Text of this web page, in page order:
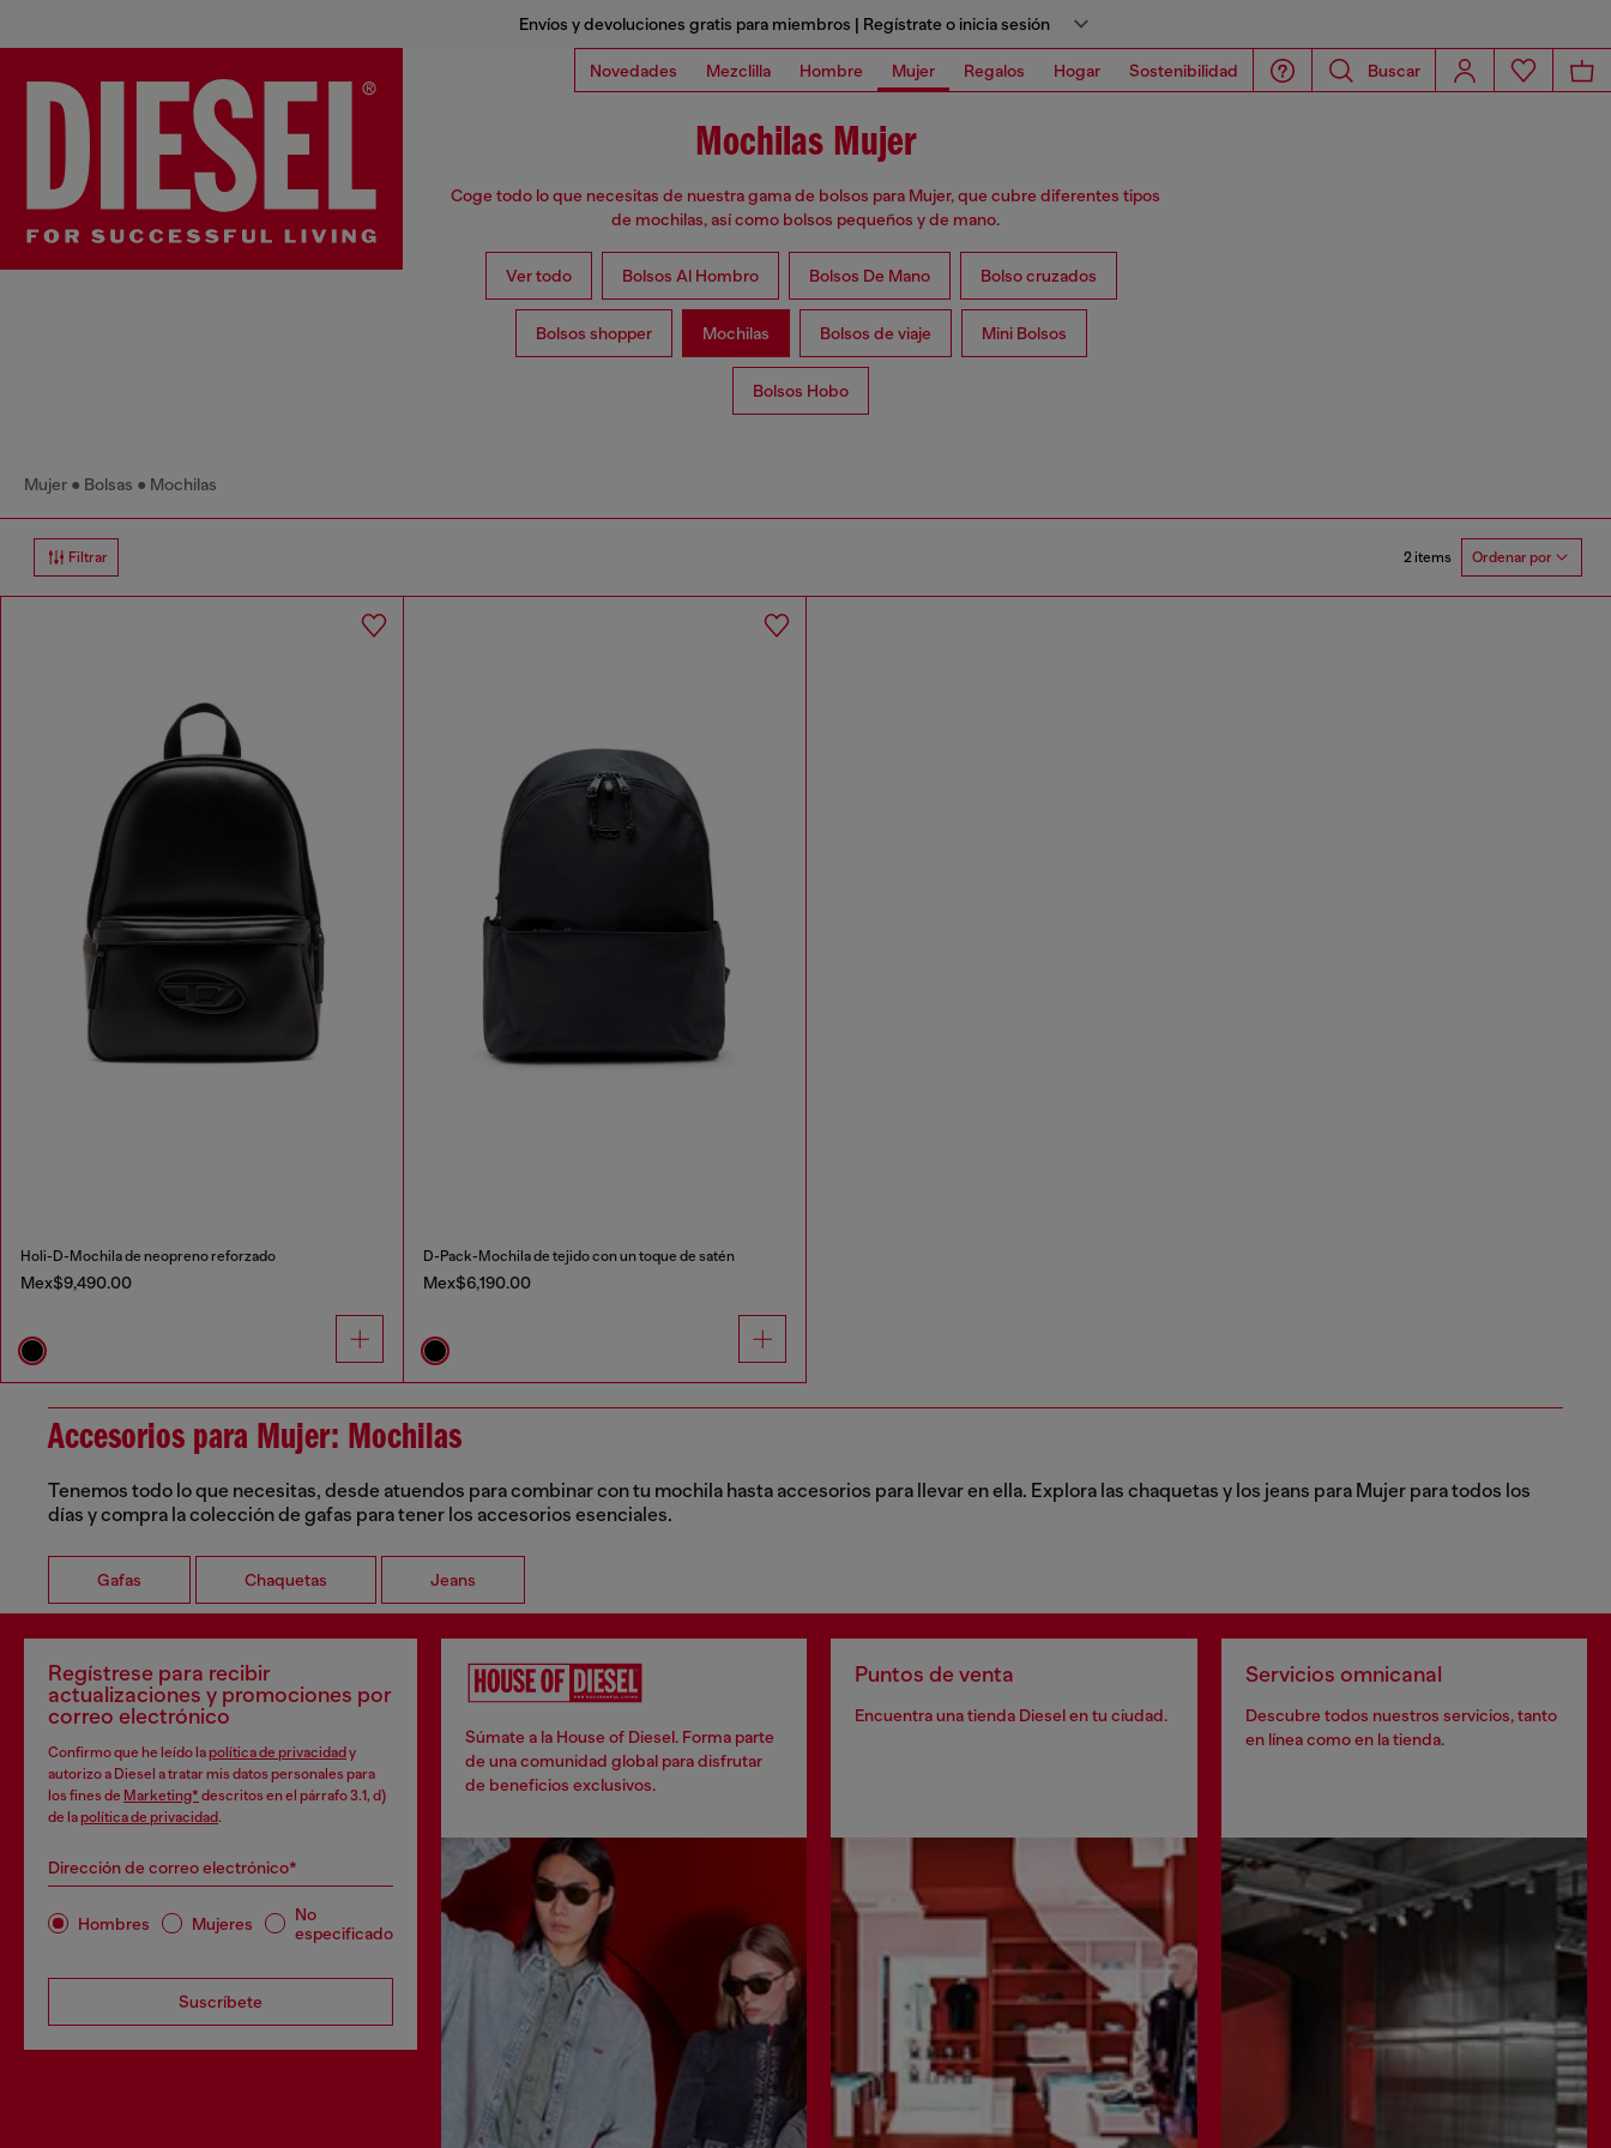
Envíos y devoluciones gratis para miembros | Regístrate o inicia sesión
Novedades Mezclilla Hombre Mujer Regalos Hogar Sostenibilidad Buscar
Mochilas Mujer
Coge todo lo que necesitas de nuestra gama de bolsos para Mujer, que cubre diferentes tipos
de mochilas, así como bolsos pequeños y de mano.
Ver todo Bolsos Al Hombro Bolsos De Mano Bolso cruzados
Bolsos shopper Mochilas Bolsos de viaje Mini Bolsos
Bolsos Hobo
Mujer Bolsas Mochilas
Filtrar 2 items Ordenar por
Holi-D-Mochila de neopreno reforzado
Mex$9,490.00
D-Pack-Mochila de tejido con un toque de satén
Mex$6,190.00
Accesorios para Mujer: Mochilas
Tenemos todo lo que necesitas, desde atuendos para combinar con tu mochila hasta accesorios para llevar en ella. Explora las chaquetas y los jeans para Mujer para todos los
días y compra la colección de gafas para tener los accesorios esenciales.
Gafas Chaquetas Jeans
Regístrese para recibir
actualizaciones y promociones por
correo electrónico
Confirmo que he leído lapolítica de privacidady
autorizo a Diesel a tratar mis datos personales para
los fines de Marketing* descritos en el párrafo 3.1, d)
de lapolítica de privacidad.
Dirección de correo electrónico*
Hombres Mujeres
No
especificado
Suscríbete
Súmate a la House of Diesel. Forma parte
de una comunidad global para disfrutar
de beneficios exclusivos.
Puntos de venta
Encuentra una tienda Diesel en tu ciudad.
Servicios omnicanal
Descubre todos nuestros servicios, tanto
en línea como en la tienda.